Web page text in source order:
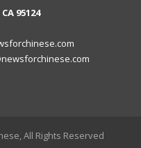
95124
All Rights Reserved